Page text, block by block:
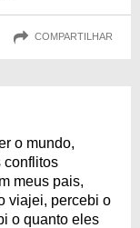
COMPARTILHAR
o mundo,
conflitos
meus pais,
viajei, percebi o
o quanto eles